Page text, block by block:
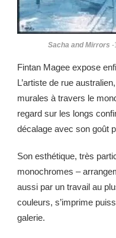
Sacha and Mirrors -
Fintan Magee expose
L’artiste de rue
murales à travers le
regard sur les longs
décalage avec son goût
Son esthétique, très
monochromes –
aussi par un travail au
couleurs, s’imprime
galerie.